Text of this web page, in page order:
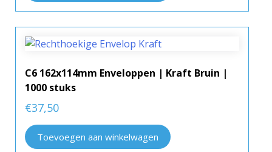
C6 162x114mm Enveloppen | Kraft Bruin |
1000 stuks
€37,50
Toevoegen aan winkelwagen